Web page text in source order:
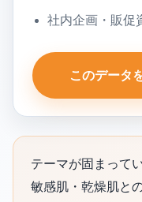
社内企画・販促
このデータ
テーマが固まって
敏感肌・乾燥肌と